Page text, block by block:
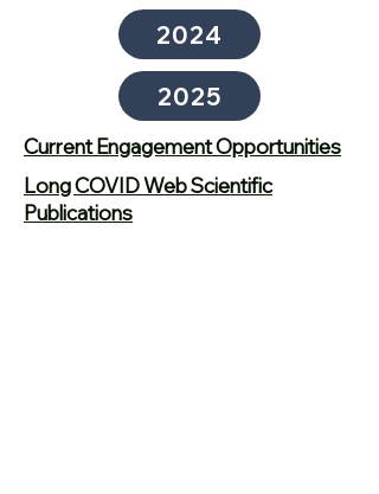
2024
2025
Current Engagement Opportunities
Long COVID Web Scientific
Publications